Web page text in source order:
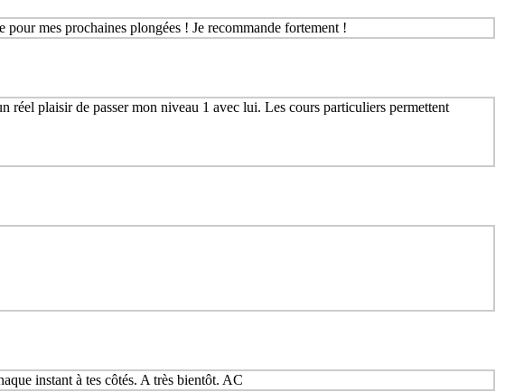
mes prochaines plongées ! Je recommande fortement !
réel plaisir de passer mon niveau 1 avec lui. Les cours particuliers permettent
instant à tes côtés. A très bientôt. AC